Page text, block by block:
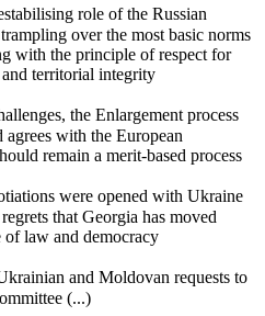
role of the Russian
over the most basic norms
with the principle of respect for
and territorial integrity
the Enlargement process
with the European
remain a merit-based process
were opened with Ukraine
that Georgia has moved
of law and democracy
and Moldovan requests to
(...)